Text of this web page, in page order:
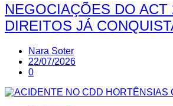
NEGOCIAÇÕES DO
DIREITOS JÁ
Nara Soter
22/07/2026
0